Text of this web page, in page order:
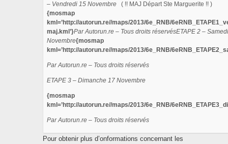
– Vendredi 15 Novembre
( !! MAJ Départ Ste Marguerite !! )
{mosmap
kml=’http://autorun.re//maps/2013/6e_RNB/
maj.kml’}Par Autorun.re – Tous droits réservésETAPE 2 –
Novembre{mosmap
kml=’http://autorun.re//maps/2013/6e_RNB/
Par Autorun.re – Tous droits réservés
ETAPE 3 – Dimanche 17 Novembre
{mosmap
kml=’http://autorun.re//maps/2013/6e_RNB/
Par Autorun.re – Tous droits réservés
Pour obtenir plus d’onformations concernant les